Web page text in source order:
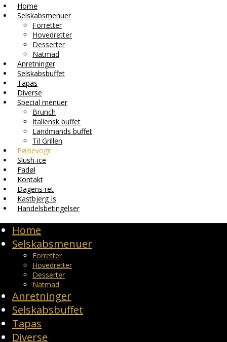
Home
Selskabsmenuer
Forretter
Hovedretter
Desserter
Natmad
Anretninger
Selskabsbuffet
Tapas
Diverse
Special menuer
Brunch
Italiensk buffet
Landmands buffet
Til Grillen
Pølsevogn
Slush-ice
Fadøl
Kontakt
Dagens ret
Kastbjerg Is
Handelsbetingelser
Home
Selskabsmenuer
Forretter
Hovedretter
Desserter
Natmad
Anretninger
Selskabsbuffet
Tapas
Diverse